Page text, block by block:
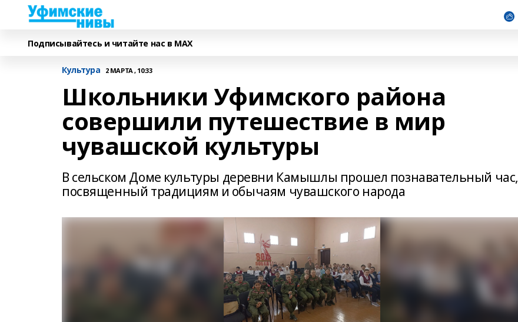
Подписывайтесь и читайте нас в MAX
Культура 2 МАРТА , 10:33
Школьники Уфимского района
совершили путешествие в мир
чувашской культуры
В сельском Доме культуры деревни Камышлы прошел познавательный час,
посвященный традициям и обычаям чувашского народа